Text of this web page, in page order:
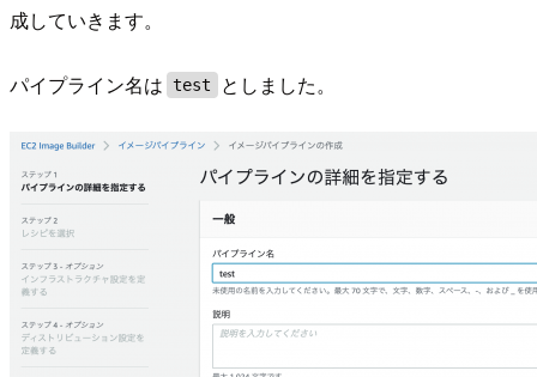
成していきます。
パイプライン名は test としました。